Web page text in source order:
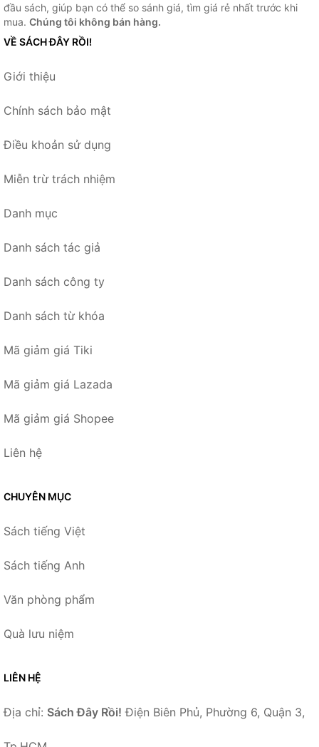
đầu sách, giúp bạn có thể so sánh giá, tìm giá rẻ nhất trước khi
mua. Chúng tôi không bán hàng.
VỀ SÁCH ĐÂY RỒI!
Giới thiệu
Chính sách bảo mật
Điều khoản sử dụng
Miễn trừ trách nhiệm
Danh mục
Danh sách tác giả
Danh sách công ty
Danh sách từ khóa
Mã giảm giá Tiki
Mã giảm giá Lazada
Mã giảm giá Shopee
Liên hệ
CHUYÊN MỤC
Sách tiếng Việt
Sách tiếng Anh
Văn phòng phẩm
Quà lưu niệm
LIÊN HỆ
Địa chỉ: Sách Đây Rồi! Điện Biên Phủ, Phường 6, Quận 3,